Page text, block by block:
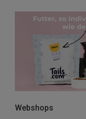
Webshops